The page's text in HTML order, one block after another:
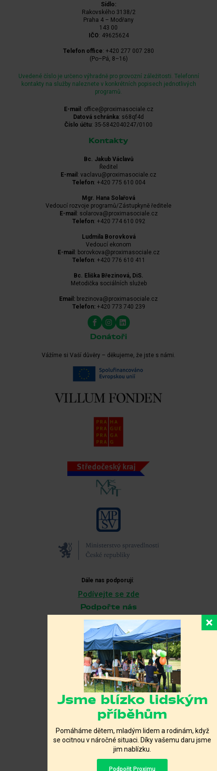
Sídlo:
Rakovského 3138/2
Praha 4 – Modřany
143 00
IČO: 49625624
Telefon office: +420 277 007 280
(Po–Pá, 8–16)
Uvedené číslo je určeno výhradně pro provozní záležitosti. Telefonní
kontakty na služby naleznete v konkrétních popisech jednotlivých
programů.
E-mail : office@proximasociale.cz
Datová schránka: s68qf4d
Číslo účtu: 35-5842040247/0100
Kontakty
Bc. Jakub Václavů
Ředitel
E-mail : vaclavu@proximasociale.cz
Telefon: +420 775 610 004
Mgr. Hana Solařová
Vedoucí rozvoje programů/Zástupkyně ředitele
E-mail : solarova@proximasociale.cz
Telefon: +420 774 610 092
Ludmila Borovková
Vedoucí ekonom
E-mail : borovkova@proximasociale.cz
Telefon: +420 776 610 411
Bc. Eliška Březinová, DiS.
Metodička sociálních služeb
Email: brezinova@proximasociale.cz
Telefon:+420 773 740 239
Donátoři
Vážíme si Vaší důvěry – děkujeme, že jste s námi.
Dále nas podporují:
Podívejte se zde
Podpořte nás
Účet pro příjem darů:
2501067691/2010
Staňte se součástí týmu
Jsme blízko lidským
příběhům
Pomáháme dětem, mladým lidem a rodinám, když
se ocitnou v náročné situaci. Díky vašemu daru jsme
jim nablízku.
Podpořit Proximu